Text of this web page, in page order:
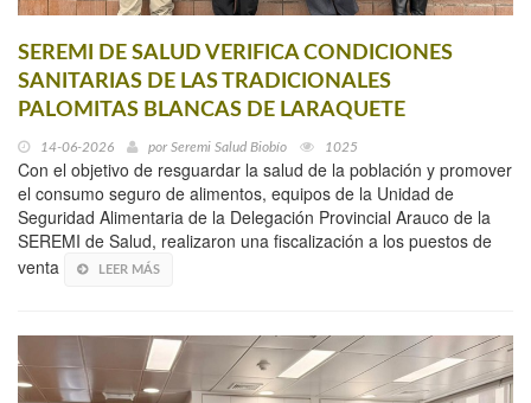
SEREMI DE SALUD VERIFICA CONDICIONES
SANITARIAS DE LAS TRADICIONALES
PALOMITAS BLANCAS DE LARAQUETE
14-06-2026 por Seremi Salud Biobío 1025
Con el objetivo de resguardar la salud de la población y promover
el consumo seguro de alimentos, equipos de la Unidad de
Seguridad Alimentaria de la Delegación Provincial Arauco de la
SEREMI de Salud, realizaron una fiscalización a los puestos de
venta
LEER MÁS